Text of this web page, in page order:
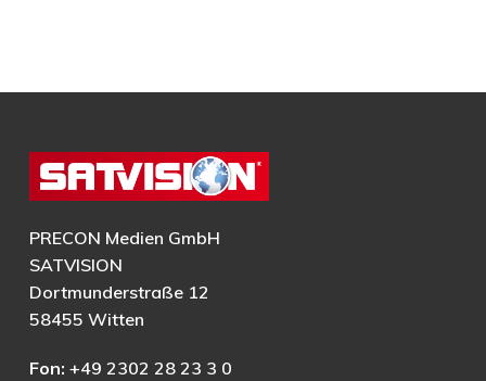
PRECON Medien GmbH
SATVISION
Dortmunderstraße 12
58455 Witten
Fon: +49 2302 28 23 3 0